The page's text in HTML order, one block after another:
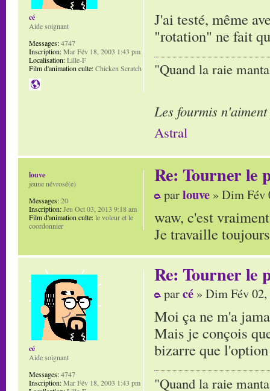
J'ai testé, même
"rotation" ne fait
"Quand la raie
Les fourmis
Astral
cé
Aide soignant
Messages:4747
Inscription:Mar Fév 18, 2003 1:43 pm
Localisation:Lille-F
Film d'animation culte:Chicken Scratch
Re: Tourner le
parlouve » Dim Fév
waw, c'est
Je travaille
louve
jeune névrosé(e)
Messages:20
Inscription:Jeu Oct 03, 2013 9:18 am
Film d'animation culte:le voleur et le
coordonnier
Re: Tourner le
parcé » Dim Fév
Moi ça ne m'a
Mais je conçois
bizarre que
"Quand la raie
cé
Aide soignant
Messages:4747
Inscription:Mar Fév 18, 2003 1:43 pm